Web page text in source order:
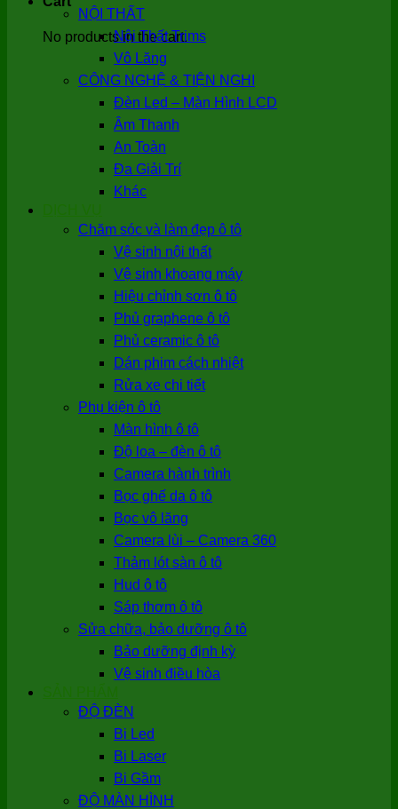
No products in the cart.
NỘI THẤT
Nội Thất Trims
Vô Lăng
CÔNG NGHỆ & TIỆN NGHI
Đèn Led – Màn Hình LCD
Âm Thanh
An Toàn
Đa Giải Trí
Khác
Chăm sóc và làm đẹp ô tô
Vệ sinh nội thất
Vệ sinh khoang máy
Hiệu chỉnh sơn ô tô
Phủ graphene ô tô
Phủ ceramic ô tô
Dán phim cách nhiệt
Rửa xe chi tiết
Phụ kiện ô tô
Màn hình ô tô
Độ loa – đèn ô tô
Camera hành trình
Bọc ghế da ô tô
Bọc vô lăng
Camera lùi – Camera 360
Thảm lót sàn ô tô
Hud ô tô
Sáp thơm ô tô
Sửa chữa, bảo dưỡng ô tô
Bảo dưỡng định kỳ
Vệ sinh điều hòa
ĐỘ ĐÈN
Bi Led
Bi Laser
Bi Gầm
ĐỘ MÀN HÌNH